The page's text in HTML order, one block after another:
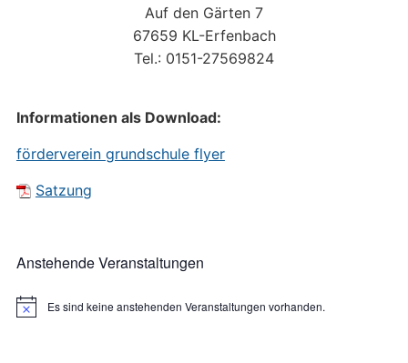
Anstehende Veranstaltungen
HinweisEs sind keine anstehenden Veranstaltungen vorhanden.
Auf den Gärten 7
67659 KL-Erfenbach
Tel.: 0151-27569824
Informationen als Download:
förderverein grundschule flyer
Satzung